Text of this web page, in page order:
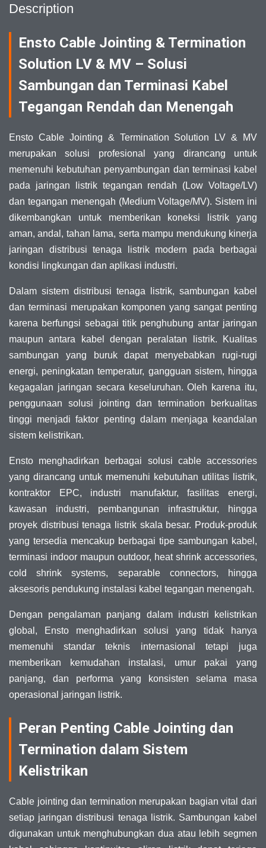
Description
Ensto Cable Jointing & Termination
Solution LV & MV – Solusi
Sambungan dan Terminasi Kabel
Tegangan Rendah dan Menengah
Ensto Cable Jointing & Termination Solution LV & MV
merupakan solusi profesional yang dirancang untuk
memenuhi kebutuhan penyambungan dan terminasi kabel
pada jaringan listrik tegangan rendah (Low Voltage/LV)
dan tegangan menengah (Medium Voltage/MV). Sistem ini
dikembangkan untuk memberikan koneksi listrik yang
aman, andal, tahan lama, serta mampu mendukung kinerja
jaringan distribusi tenaga listrik modern pada berbagai
kondisi lingkungan dan aplikasi industri.
Dalam sistem distribusi tenaga listrik, sambungan kabel
dan terminasi merupakan komponen yang sangat penting
karena berfungsi sebagai titik penghubung antar jaringan
maupun antara kabel dengan peralatan listrik. Kualitas
sambungan yang buruk dapat menyebabkan rugi-rugi
energi, peningkatan temperatur, gangguan sistem, hingga
kegagalan jaringan secara keseluruhan. Oleh karena itu,
penggunaan solusi jointing dan termination berkualitas
tinggi menjadi faktor penting dalam menjaga keandalan
sistem kelistrikan.
Ensto menghadirkan berbagai solusi cable accessories
yang dirancang untuk memenuhi kebutuhan utilitas listrik,
kontraktor EPC, industri manufaktur, fasilitas energi,
kawasan industri, pembangunan infrastruktur, hingga
proyek distribusi tenaga listrik skala besar. Produk-produk
yang tersedia mencakup berbagai tipe sambungan kabel,
terminasi indoor maupun outdoor, heat shrink accessories,
cold shrink systems, separable connectors, hingga
aksesoris pendukung instalasi kabel tegangan menengah.
Dengan pengalaman panjang dalam industri kelistrikan
global, Ensto menghadirkan solusi yang tidak hanya
memenuhi standar teknis internasional tetapi juga
memberikan kemudahan instalasi, umur pakai yang
panjang, dan performa yang konsisten selama masa
operasional jaringan listrik.
Peran Penting Cable Jointing dan
Termination dalam Sistem
Kelistrikan
Cable jointing dan termination merupakan bagian vital dari
setiap jaringan distribusi tenaga listrik. Sambungan kabel
digunakan untuk menghubungkan dua atau lebih segmen